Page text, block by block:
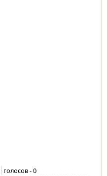
голосов -0